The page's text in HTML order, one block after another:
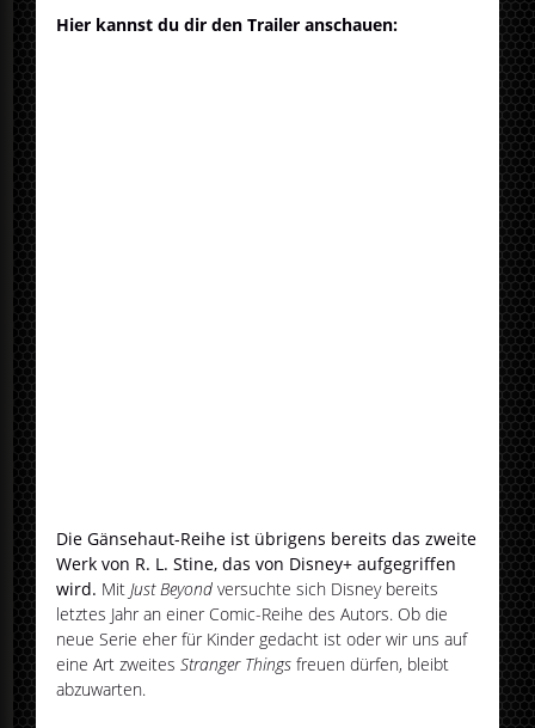
Hier kannst du dir den Trailer anschauen:
Die Gänsehaut-Reihe ist übrigens bereits das zweite
Werk von R. L. Stine, das von Disney+ aufgegriffen
wird. MitJust Beyond versuchte sich Disney bereits
letztes Jahr an einer Comic-Reihe des Autors. Ob die
neue Serie eher für Kinder gedacht ist oder wir uns auf
eine Art zweitesStranger Things freuen dürfen, bleibt
abzuwarten.